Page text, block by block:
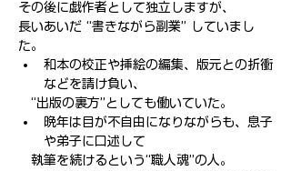
その後に戯作者として独立しますが、
長いあいだ “書きながら副業” していまし
た。
和本の校正や挿絵の編集、版元との折衝
などを請け負い、
“出版の裏方”としても働いていた。
晩年は目が不自由になりながらも、息子
や弟子に口述して
執筆を続けるという“職人魂”の人。